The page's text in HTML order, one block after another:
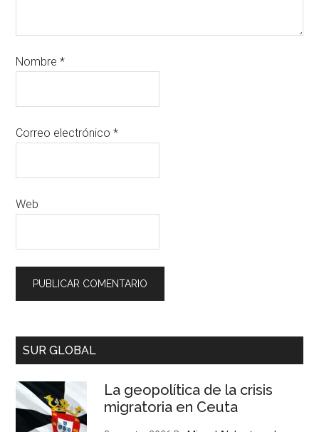
Nombre*
Correo electrónico*
Web
SUR GLOBAL
La geopolítica de la crisis
migratoria en Ceuta